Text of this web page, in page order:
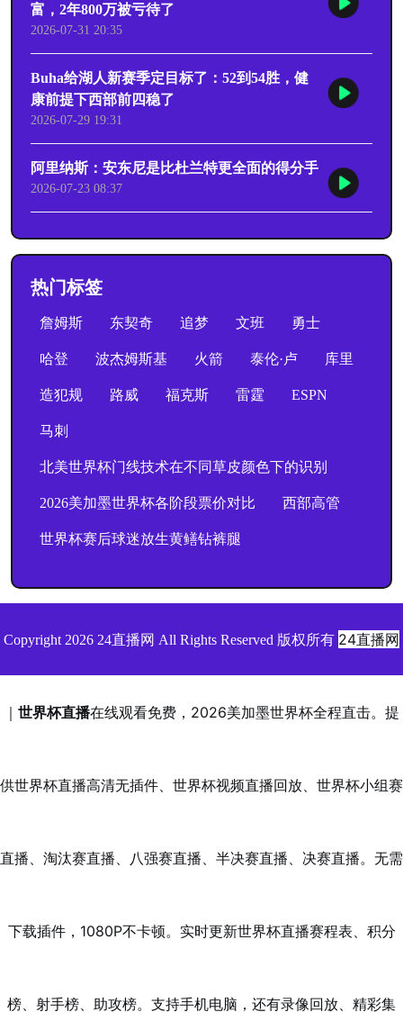
富，2年800万被亏待了
2026-07-31 20:35
Buha给湖人新赛季定目标了：52到54胜，健
康前提下西部前四稳了
2026-07-29 19:31
阿里纳斯：安东尼是比杜兰特更全面的得分手
2026-07-23 08:37
热门标签
詹姆斯 东契奇 追梦 文班 勇士
哈登 波杰姆斯基 火箭 泰伦·卢 库里
造犯规 路威 福克斯 雷霆 ESPN
马刺
北美世界杯门线技术在不同草皮颜色下的识别
2026美加墨世界杯各阶段票价对比 西部高管
世界杯赛后球迷放生黄鳝钻裤腿
Copyright 2026 24直播网 All Rights Reserved 版权所有 24直播网
｜ 世界杯直播在线观看免费，2026美加墨世界杯全程直击。提
供世界杯直播高清无插件、世界杯视频直播回放、世界杯小组赛
直播、淘汰赛直播、八强赛直播、半决赛直播、决赛直播。无需
下载插件，1080P不卡顿。实时更新世界杯直播赛程表、积分
榜、射手榜、助攻榜。支持手机电脑，还有录像回放、精彩集